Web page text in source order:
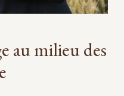
au milieu des